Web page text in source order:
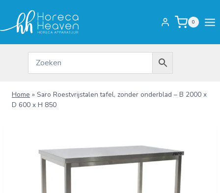
inhoud
0
Home » Saro Roestvrijstalen tafel, zonder onderblad – B 2000 x
D 600 x H 850